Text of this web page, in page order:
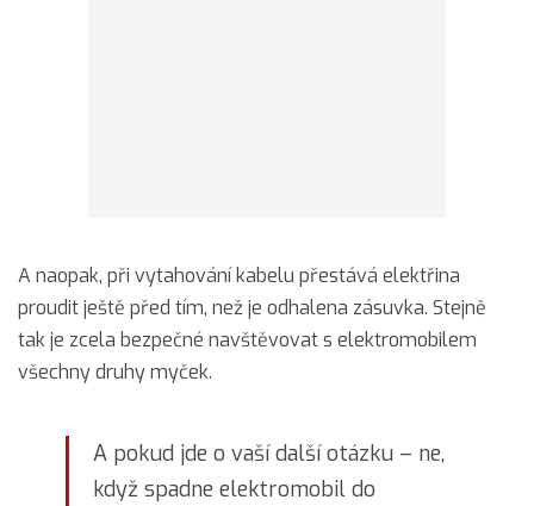
A naopak, při vytahování kabelu přestává elektřina
proudit ještě před tím, než je odhalena zásuvka. Stejně
tak je zcela bezpečné navštěvovat s elektromobilem
všechny druhy myček.
A pokud jde o vaší další otázku – ne,
když spadne elektromobil do